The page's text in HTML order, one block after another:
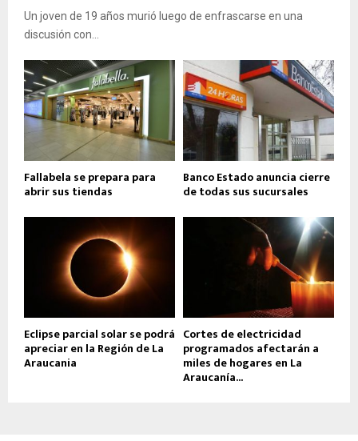
Un joven de 19 años murió luego de enfrascarse en una
discusión con...
Fallabela se prepara para
abrir sus tiendas
Banco Estado anuncia cierre
de todas sus sucursales
Eclipse parcial solar se podrá
apreciar en la Región de La
Araucania
Cortes de electricidad
programados afectarán a
miles de hogares en La
Araucanía...